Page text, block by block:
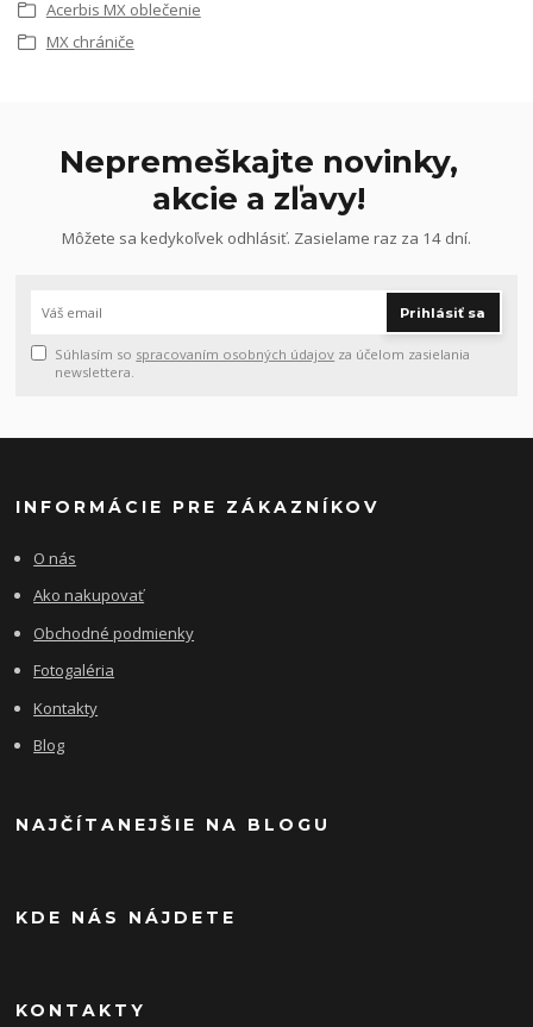
Acerbis MX oblečenie
MX chrániče
Nepremeškajte novinky,
akcie a zľavy!
Môžete sa kedykoľvek odhlásiť. Zasielame raz za 14 dní.
Prihlásiť sa
Súhlasím so spracovaním osobných údajov za účelom zasielania
newslettera.
INFORMÁCIE PRE ZÁKAZNÍKOV
O nás
Ako nakupovať
Obchodné podmienky
Fotogaléria
Kontakty
Blog
NAJČÍTANEJŠIE NA BLOGU
KDE NÁS NÁJDETE
KONTAKTY